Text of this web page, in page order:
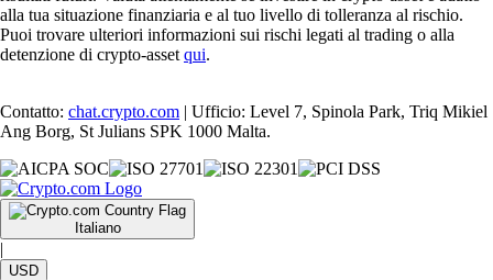
alla tua situazione finanziaria e al tuo livello di tolleranza al rischio.
Puoi trovare ulteriori informazioni sui rischi legati al trading o alla
detenzione di crypto-asset qui.
Contatto: chat.crypto.com | Ufficio: Level 7, Spinola Park, Triq Mikiel
Ang Borg, St Julians SPK 1000 Malta.
Italiano
|
USD